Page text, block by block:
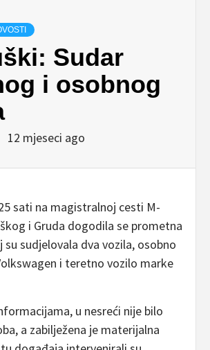
Sudar
i osobnog
12 mjeseci ago
sati na magistralnoj cesti M-
i Gruda dogodila se prometna
su sudjelovala dva vozila, osobno
i teretno vozilo marke
u nesreći nije bilo
a zabilježena je materijalna